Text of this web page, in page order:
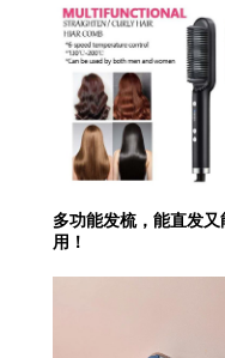
多功能发梳，能直发
用！